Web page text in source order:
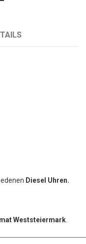
Diesel Uhren.
Weststeiermark